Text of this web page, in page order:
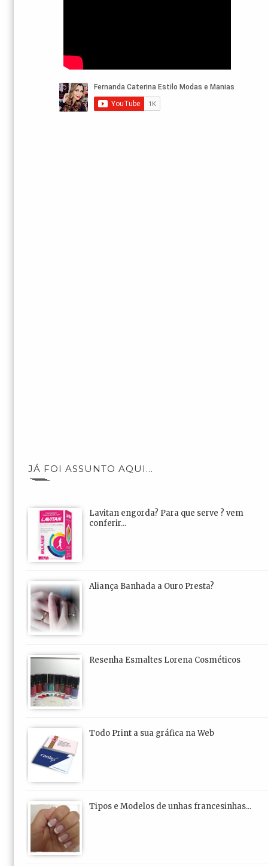
JÁ FOI ASSUNTO AQUI...
Lavitan engorda? Para que serve ? vem
conferir...
Aliança Banhada a Ouro Presta?
Resenha Esmaltes Lorena Cosméticos
Todo Print a sua gráfica na Web
Tipos e Modelos de unhas francesinhas...